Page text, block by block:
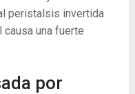
peristalsis invertida
causa una fuerte
por